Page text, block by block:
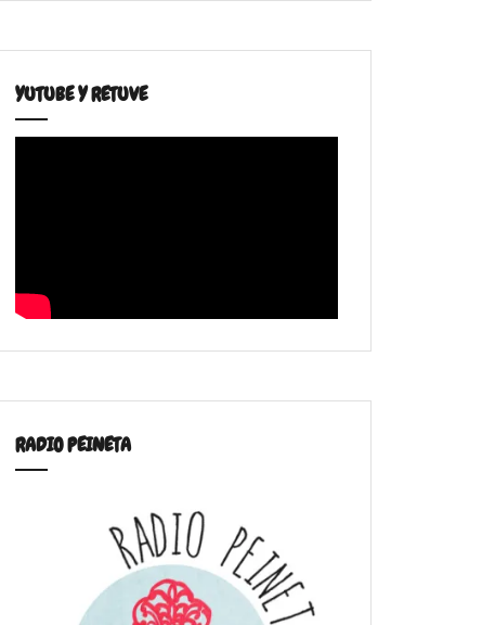
YUTUBE Y RETUVE
RADIO PEINETA